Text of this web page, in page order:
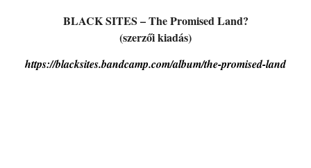
BLACK SITES – The Promised Land?
(szerzői kiadás)
https://blacksites.bandcamp.com/album/the-promised-land